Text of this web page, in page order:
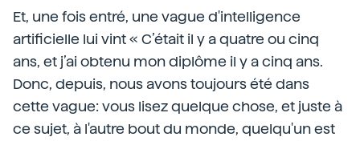
Et, une fois entré, une vague d'intelligence
artificielle lui vint « C’était il y a quatre ou cinq
ans, et j’ai obtenu mon diplôme il y a cinq ans.
Donc, depuis, nous avons toujours été dans
cette vague: vous lisez quelque chose, et juste à
ce sujet, à l'autre bout du monde, quelqu'un est